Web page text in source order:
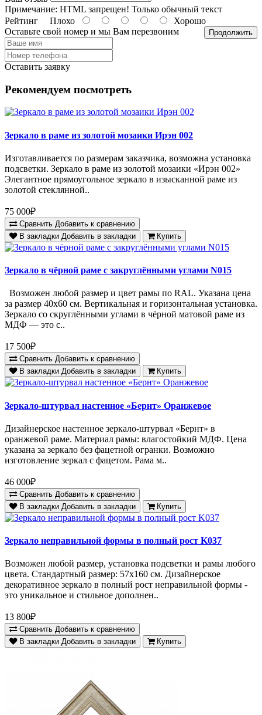
Примечание: HTML запрещен! Только обычный текст
Рейтинг Плохо Хорошо
Продолжить
Оставьте свой номер и мы Вам перезвоним
Оставить заявку
Рекомендуем посмотреть
Зеркало в раме из золотой мозаики Ирэн 002
Изготавливается по размерам заказчика, возможна установка
подсветки. Зеркало в раме из золотой мозаики «Ирэн 002»
Элегантное прямоугольное зеркало в изысканной раме из
золотой стеклянной..
75 000₽
Сравнить Добавить к сравнению
В закладки Добавить в закладки Купить
Зеркало в чёрной раме с закруглёнными углами N015
Возможен любой размер и цвет рамы по RAL. Указана цена
за размер 40х60 см. Вертикальная и горизонтальная установка.
Зеркало со скруглёнными углами в чёрной матовой раме из
МДФ — это с..
17 500₽
Сравнить Добавить к сравнению
В закладки Добавить в закладки Купить
Зеркало-штурвал настенное «Бернт» Оранжевое
Дизайнерское настенное зеркало-штурвал «Бернт» в
оранжевой раме. Материал рамы: влагостойкий МДФ. Цена
указана за зеркало без фацетной огранки. Возможно
изготовление зеркал с фацетом. Рама м..
46 000₽
Сравнить Добавить к сравнению
В закладки Добавить в закладки Купить
Зеркало неправильной формы в полный рост K037
Возможен любой размер, установка подсветки и рамы любого
цвета. Стандартный размер: 57х160 см. Дизайнерское
декоративное зеркало в полный рост неправильной формы -
это уникальное и стильное дополнен..
13 800₽
Сравнить Добавить к сравнению
В закладки Добавить в закладки Купить